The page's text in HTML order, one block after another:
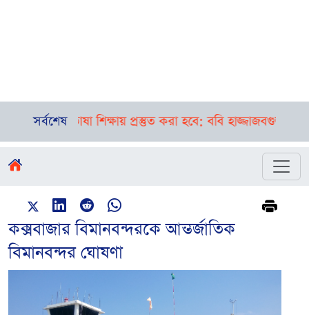
সর্বশেষ
ও ভাষা শিক্ষায় প্রস্তুত করা হবে: ববি হাজ্জাজবগুড়া-সিলেটে
কক্সবাজার বিমানবন্দরকে আন্তর্জাতিক
বিমানবন্দর ঘোষণা